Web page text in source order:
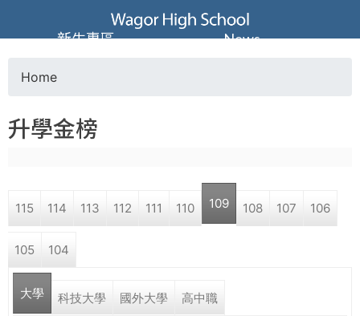
Jump to navigation
葳
格
高
學
o
a
r
e
Home
升學金榜
115 114 113 112 111 110 109 108 107 106
105 104
大學 科技大學 國外大學 高中職
新生專區 News